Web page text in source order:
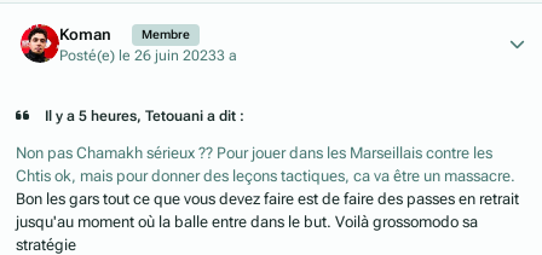
Koman Membre
Posté(e) le 26 juin 20233 a
Il y a 5 heures, Tetouani a dit :
Non pas Chamakh sérieux ?? Pour jouer dans les Marseillais contre les
Chtis ok, mais pour donner des leçons tactiques, ca va être un massacre.
Bon les gars tout ce que vous devez faire est de faire des passes en retrait
jusqu'au moment où la balle entre dans le but. Voilà grossomodo sa
stratégie